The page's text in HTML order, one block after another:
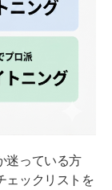
迷っている方
ェックリストを